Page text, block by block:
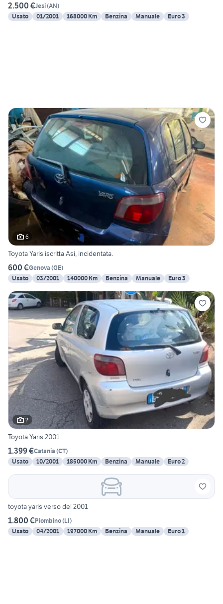
2.500 €Jesi(AN)
Usato
01/2001 168000 Km Benzina Manuale Euro 3
6
Toyota Yaris iscritta Asi, incidentata.
600 €Genova (GE)
Usato
03/2001 140000 Km Benzina Manuale Euro 3
2
Toyota Yaris 2001
1.399 €Catania (CT)
Usato
10/2001 185000 Km Benzina Manuale Euro 2
toyota yaris verso del 2001
1.800 €Piombino(LI)
Usato
04/2001 197000 Km Benzina Manuale Euro 1